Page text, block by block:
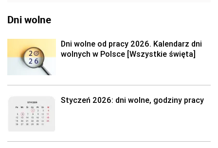
Dni wolne
Dni wolne od pracy 2026. Kalendarz dni
wolnych w Polsce [Wszystkie święta]
Styczeń 2026: dni wolne, godziny pracy